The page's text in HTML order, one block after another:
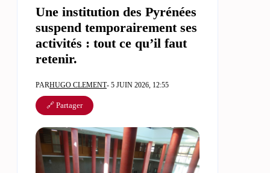
Une institution des Pyrénées
suspend temporairement ses
activités : tout ce qu’il faut
retenir.
PARHUGO CLEMENT- 5 JUIN 2026, 12:55
🔗 Partager